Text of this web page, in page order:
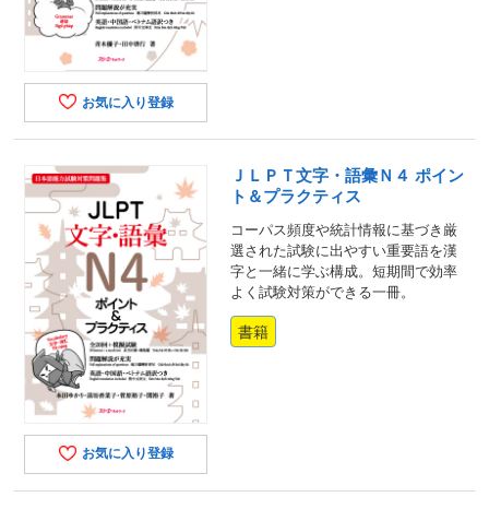
お気に入り登録
お気に入り登録
ＪＬＰＴ文字・語彙Ｎ４ ポイン
ト＆プラクティス
コーパス頻度や統計情報に基づき厳
選された試験に出やすい重要語を漢
字と一緒に学ぶ構成。短期間で効率
よく試験対策ができる一冊。
書籍